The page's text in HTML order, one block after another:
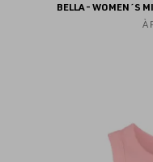
BELLA - WOMEN´S
À